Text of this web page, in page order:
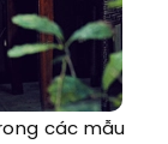
các mẫu